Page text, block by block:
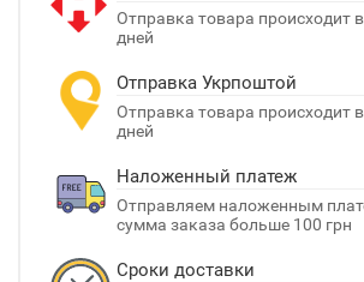
Отправка товара происходит
дней
Отправка Укрпоштой
Отправка товара происходит
дней
Наложенный платеж
Отправляем наложенным
сумма заказа больше 100 грн
Сроки доставки